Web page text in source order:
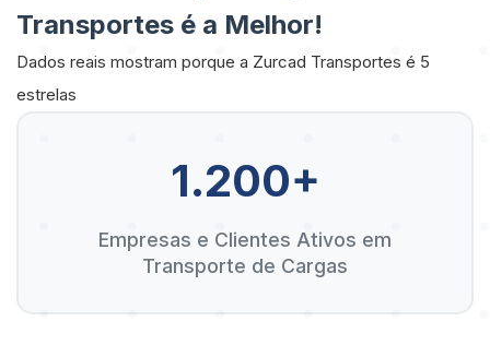
Transportes é a Melhor!
Dados reais mostram porque a Zurcad Transportes é 5
estrelas
1.200+
Empresas e Clientes Ativos em
Transporte de Cargas